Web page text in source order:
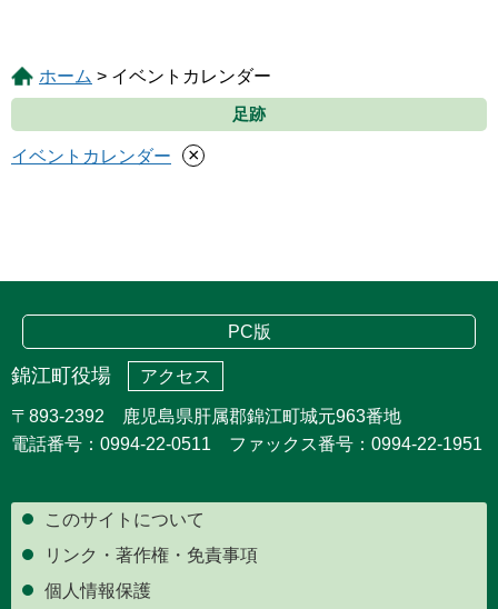
ホーム > イベントカレンダー
足跡
イベントカレンダー ×
PC版
錦江町役場 アクセス
〒893-2392 鹿児島県肝属郡錦江町城元963番地
電話番号：0994-22-0511 ファックス番号：0994-22-1951
このサイトについて
リンク・著作権・免責事項
個人情報保護